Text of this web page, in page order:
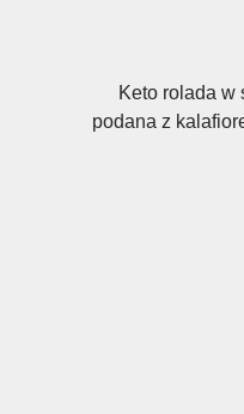
Keto rolada w
podana z